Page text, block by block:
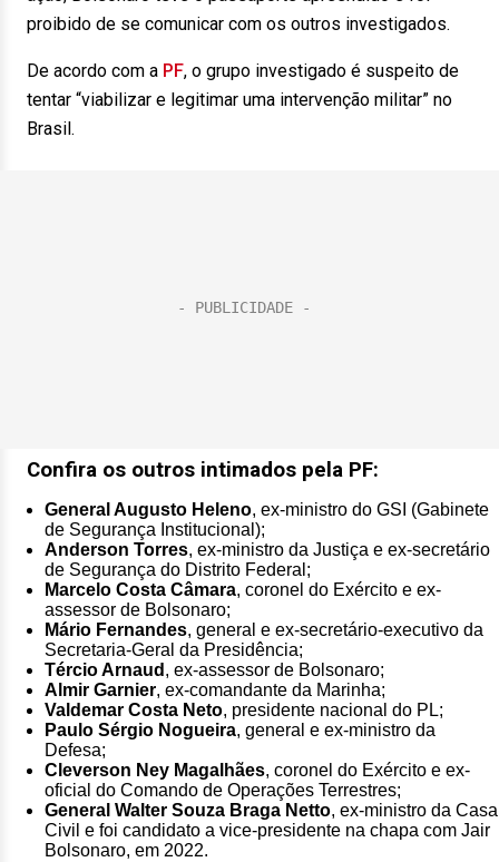
proibido de se comunicar com os outros investigados.
De acordo com a PF, o grupo investigado é suspeito de
tentar “viabilizar e legitimar uma intervenção militar” no
Brasil.
Confira os outros intimados pela PF:
General Augusto Heleno, ex-ministro do GSI (Gabinete
de Segurança Institucional);
Anderson Torres, ex-ministro da Justiça e ex-secretário
de Segurança do Distrito Federal;
Marcelo Costa Câmara, coronel do Exército e ex-
assessor de Bolsonaro;
Mário Fernandes, general e ex-secretário-executivo da
Secretaria-Geral da Presidência;
Tércio Arnaud , ex-assessor de Bolsonaro;
Almir Garnier, ex-comandante da Marinha;
Valdemar Costa Neto, presidente nacional do PL;
Paulo Sérgio Nogueira, general e ex-ministro da
Defesa;
Cleverson Ney Magalhães, coronel do Exército e ex-
oficial do Comando de Operações Terrestres;
General Walter Souza Braga Netto, ex-ministro da Casa
Civil e foi candidato a vice-presidente na chapa com Jair
Bolsonaro, em 2022.